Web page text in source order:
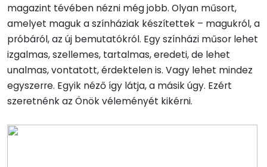
magazint tévében nézni még jobb. Olyan műsort,
amelyet maguk a színháziak készítettek – magukról, a
próbáról, az új bemutatókról. Egy színházi műsor lehet
izgalmas, szellemes, tartalmas, eredeti, de lehet
unalmas, vontatott, érdektelen is. Vagy lehet mindez
egyszerre. Egyik néző így látja, a másik úgy. Ezért
szeretnénk az Önök véleményét kikérni.